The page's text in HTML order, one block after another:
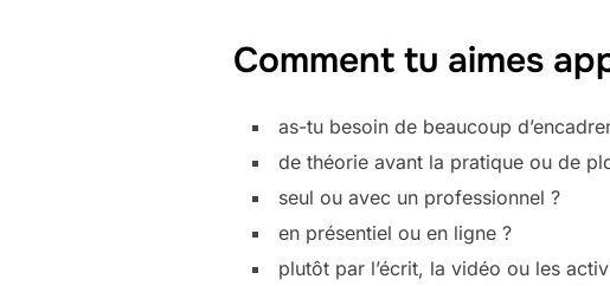
Comment tu aimes
as-tu besoin de beaucoup
de théorie avant la pratique ou de
seul ou avec un professionnel ?
en présentiel ou en ligne ?
plutôt par l’écrit, la vidéo ou les